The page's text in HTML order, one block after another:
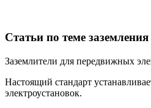
Статьи по теме
Заземлители для передвижных
Настоящий стандарт
электроустановок.